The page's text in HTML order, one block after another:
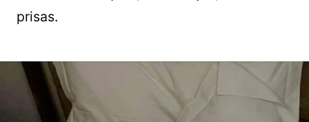
prisas.